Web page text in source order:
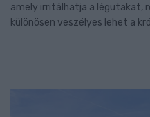
amely irritálhatja a légutakat,
különösen veszélyes lehet a